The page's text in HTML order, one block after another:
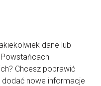
dane lub
Chcesz poprawić
dodać nowe informacje